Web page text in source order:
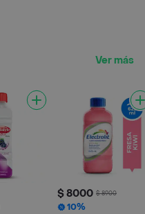
Ver más
$ 8000 $ 8900
10%